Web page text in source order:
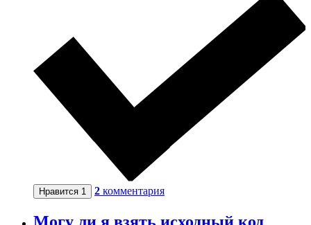
Нравится 1 2 комментария
Могу ли я взять исходный код